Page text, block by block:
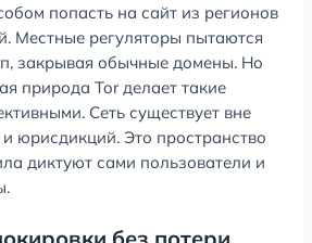
попасть на сайт из регионов
Местные регуляторы пытаются
закрывая обычные домены. Но
природа Tor делает такие
Сеть существует вне
юрисдикций. Это пространство
диктуют сами пользователи и